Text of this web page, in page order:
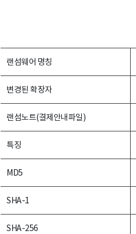
랜섬웨어 명칭
변경된 확장자
랜섬노트(결제안내파일)
특징
MD5
SHA-1
SHA-256